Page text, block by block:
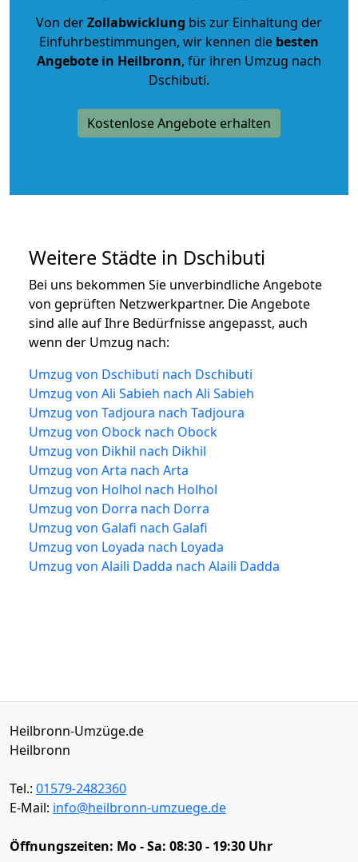
Von derZollabwicklung bis zur Einhaltung der
Einfuhrbestimmungen, wir kennen die besten
Angebote in Heilbronn, für ihren Umzug nach
Dschibuti.
Kostenlose Angebote erhalten
Weitere Städte in Dschibuti
Bei uns bekommen Sie unverbindliche Angebote
von geprüften Netzwerkpartner. Die Angebote
sind alle auf Ihre Bedürfnisse angepasst, auch
wenn der Umzug nach:
Umzug von Dschibuti nach Dschibuti
Umzug von Ali Sabieh nach Ali Sabieh
Umzug von Tadjoura nach Tadjoura
Umzug von Obock nach Obock
Umzug von Dikhil nach Dikhil
Umzug von Arta nach Arta
Umzug von Holhol nach Holhol
Umzug von Dorra nach Dorra
Umzug von Galafi nach Galafi
Umzug von Loyada nach Loyada
Umzug von Alaili Dadda nach Alaili Dadda
Heilbronn-Umzüge.de
Heilbronn
Tel.: 01579-2482360
E-Mail: info@heilbronn-umzuege.de
Öffnungszeiten: Mo - Sa: 08:30 - 19:30 Uhr